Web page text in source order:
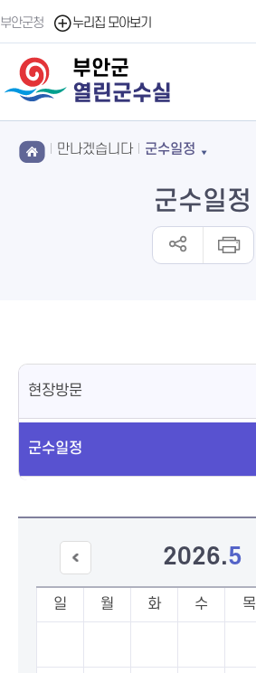
부안군청 누리집 모아보기
부안군
열린군수실
만나겠습니다 군수일정
군수일정
현장방문
군수일정
2026.5
일 월 화 수 목